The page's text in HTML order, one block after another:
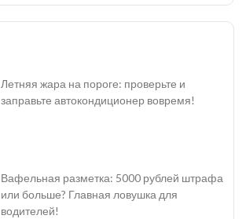
Летняя жара на пороге: проверьте и
заправьте автокондиционер вовремя!
Вафельная разметка: 5000 рублей штрафа
или больше? Главная ловушка для
водителей!